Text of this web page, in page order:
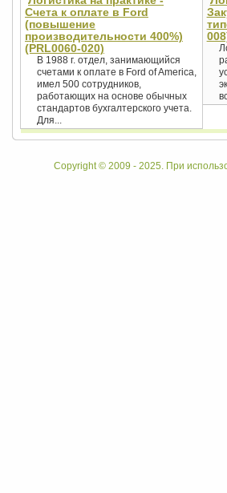
Счета к оплате в Ford
(повышение
производительности 400%)
(PRL0060-020)
В 1988 г. отдел, занимающийся
счетами к оплате в Ford of America,
имел 500 сотрудников,
работающих на основе обычных
стандартов бухгалтерского учета.
Для...
Copyright © 2009 - 2025. При